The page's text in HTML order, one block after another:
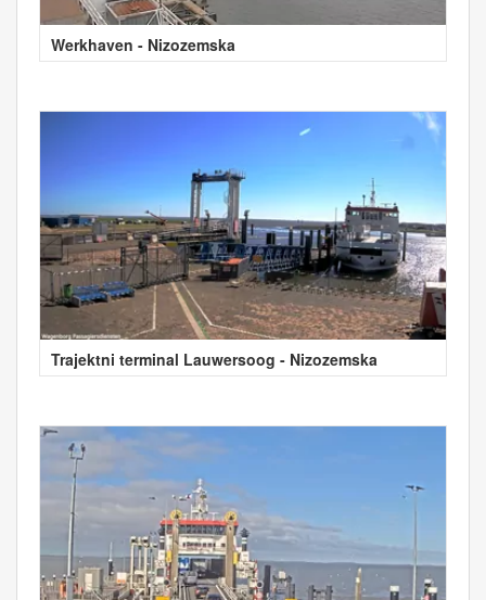
Werkhaven - Nizozemska
Trajektni terminal Lauwersoog - Nizozemska